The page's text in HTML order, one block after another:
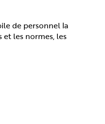
de personnel la
les normes, les